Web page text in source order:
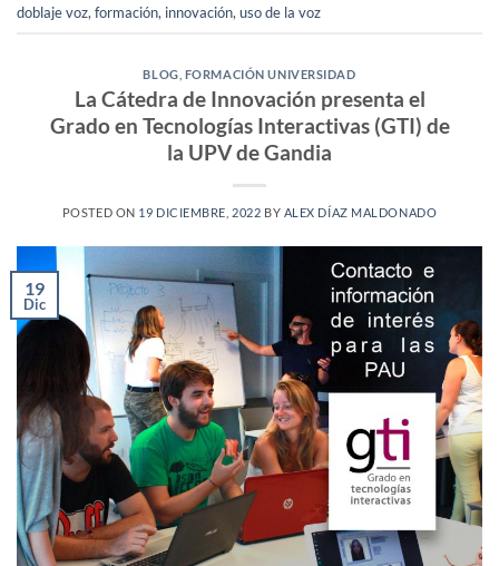
doblaje voz, formación, innovación, uso de la voz
BLOG FORMACIÓN UNIVERSIDAD
La Cátedra de Innovación presenta el
Grado en Tecnologías Interactivas (GTI) de
la UPV de Gandia
POSTED ON 19 DICIEMBRE, 2022 BY ALEX DÍAZ MALDONADO
19
Dic